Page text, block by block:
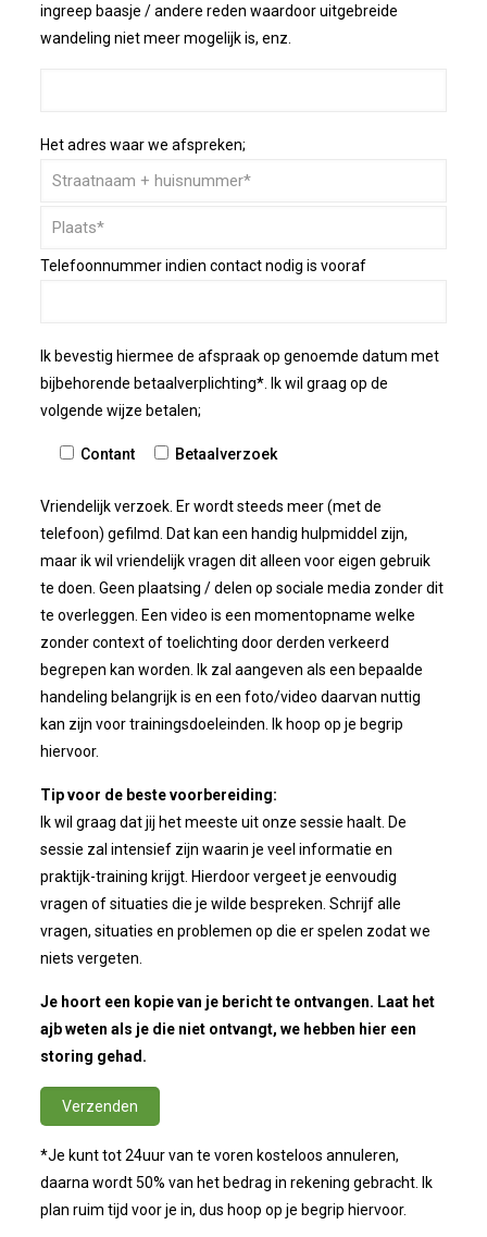
ingreep baasje / andere reden waardoor uitgebreide
wandeling niet meer mogelijk is, enz.
Het adres waar we afspreken;
Telefoonnummer indien contact nodig is vooraf
Ik bevestig hiermee de afspraak op genoemde datum met
bijbehorende betaalverplichting*. Ik wil graag op de
volgende wijze betalen;
Contant Betaalverzoek
Vriendelijk verzoek. Er wordt steeds meer (met de
telefoon) gefilmd. Dat kan een handig hulpmiddel zijn,
maar ik wil vriendelijk vragen dit alleen voor eigen gebruik
te doen. Geen plaatsing / delen op sociale media zonder dit
te overleggen. Een video is een momentopname welke
zonder context of toelichting door derden verkeerd
begrepen kan worden. Ik zal aangeven als een bepaalde
handeling belangrijk is en een foto/video daarvan nuttig
kan zijn voor trainingsdoeleinden. Ik hoop op je begrip
hiervoor.
Tip voor de beste voorbereiding:
Ik wil graag dat jij het meeste uit onze sessie haalt. De
sessie zal intensief zijn waarin je veel informatie en
praktijk-training krijgt. Hierdoor vergeet je eenvoudig
vragen of situaties die je wilde bespreken. Schrijf alle
vragen, situaties en problemen op die er spelen zodat we
niets vergeten.
Je hoort een kopie van je bericht te ontvangen. Laat het
ajb weten als je die niet ontvangt, we hebben hier een
storing gehad.
*Je kunt tot 24uur van te voren kosteloos annuleren,
daarna wordt 50% van het bedrag in rekening gebracht. Ik
plan ruim tijd voor je in, dus hoop op je begrip hiervoor.